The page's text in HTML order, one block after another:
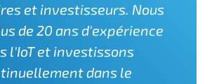
et investisseurs. Nous
de 20 ans d'expérience
l'IoT et investissons
dans le